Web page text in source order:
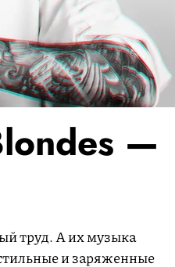
—
труд. А их музыка
и заряженные